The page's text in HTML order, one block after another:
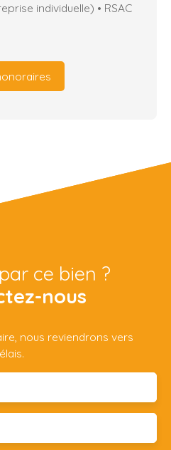
individuelle) • RSAC
ce bien ?
nous
nous reviendrons vers